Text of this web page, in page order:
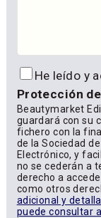
He leído y
Protección
Beautymarket
guardará con su
fichero con la
de la Sociedad
Electrónico, y
no se cederán a
derecho a
como otros
adicional y
puede consultar